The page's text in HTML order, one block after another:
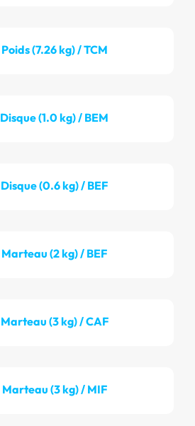
Poids (7.26 kg) / TCM
Disque (1.0 kg) / BEM
Disque (0.6 kg) / BEF
Marteau (2 kg) / BEF
Marteau (3 kg) / CAF
Marteau (3 kg) / MIF